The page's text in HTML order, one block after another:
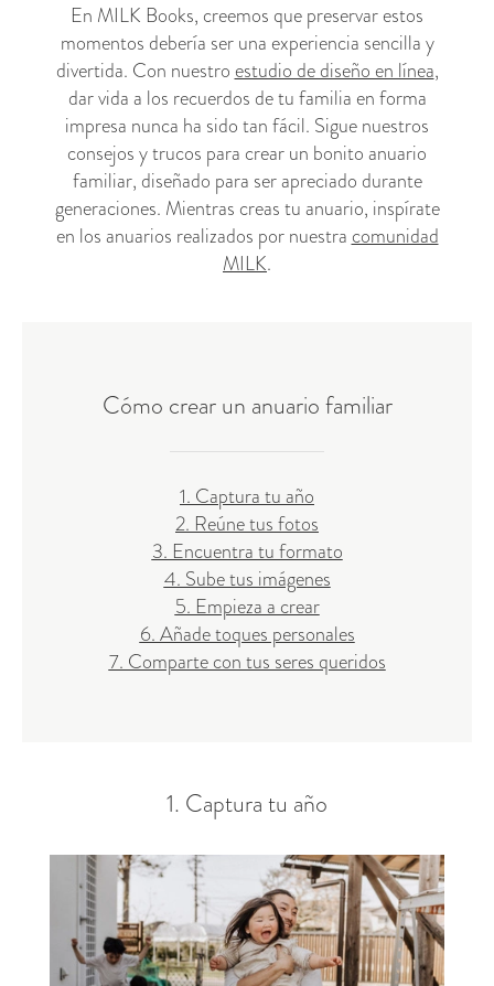
En MILK Books, creemos que preservar estos
momentos debería ser una experiencia sencilla y
divertida. Con nuestro estudio de diseño en línea,
dar vida a los recuerdos de tu familia en forma
impresa nunca ha sido tan fácil. Sigue nuestros
consejos y trucos para crear un bonito anuario
familiar, diseñado para ser apreciado durante
generaciones. Mientras creas tu anuario, inspírate
en los anuarios realizados por nuestra comunidad
MILK.
Cómo crear un anuario familiar
1. Captura tu año
2. Reúne tus fotos
3. Encuentra tu formato
4. Sube tus imágenes
5. Empieza a crear
6. Añade toques personales
7. Comparte con tus seres queridos
1. Captura tu año